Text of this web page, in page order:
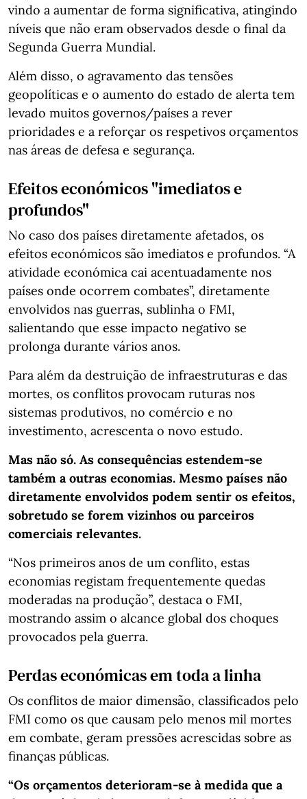
vindo a aumentar de forma significativa, atingindo
níveis que não eram observados desde o final da
Segunda Guerra Mundial.
Além disso, o agravamento das tensões
geopolíticas e o aumento do estado de alerta tem
levado muitos governos/países a rever
prioridades e a reforçar os respetivos orçamentos
nas áreas de defesa e segurança.
Efeitos económicos "imediatos e
profundos"
No caso dos países diretamente afetados, os
efeitos económicos são imediatos e profundos. “A
atividade económica cai acentuadamente nos
países onde ocorrem combates”, diretamente
envolvidos nas guerras, sublinha o FMI,
salientando que esse impacto negativo se
prolonga durante vários anos.
Para além da destruição de infraestruturas e das
mortes, os conflitos provocam ruturas nos
sistemas produtivos, no comércio e no
investimento, acrescenta o novo estudo.
Mas não só. As consequências estendem-se
também a outras economias. Mesmo países não
diretamente envolvidos podem sentir os efeitos,
sobretudo se forem vizinhos ou parceiros
comerciais relevantes.
“Nos primeiros anos de um conflito, estas
economias registam frequentemente quedas
moderadas na produção”, destaca o FMI,
mostrando assim o alcance global dos choques
provocados pela guerra.
Perdas económicas em toda a linha
Os conflitos de maior dimensão, classificados pelo
FMI como os que causam pelo menos mil mortes
em combate, geram pressões acrescidas sobre as
finanças públicas.
“Os orçamentos deterioram-se à medida que a